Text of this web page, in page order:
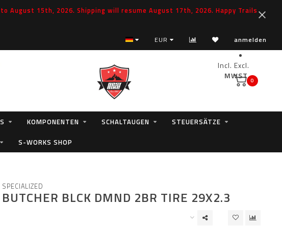
August 15th, 2026. Shipping will resume August 17th, 2026. Happy Trails
EUR anmelden
Incl. Excl.
MWST.0
KOMPONENTEN SCHALTAUGEN
STEUERSÄTZE
S-WORKS SHOP
SPECIALIZED
BUTCHER BLCK DMND 2BR TIRE 29X2.3